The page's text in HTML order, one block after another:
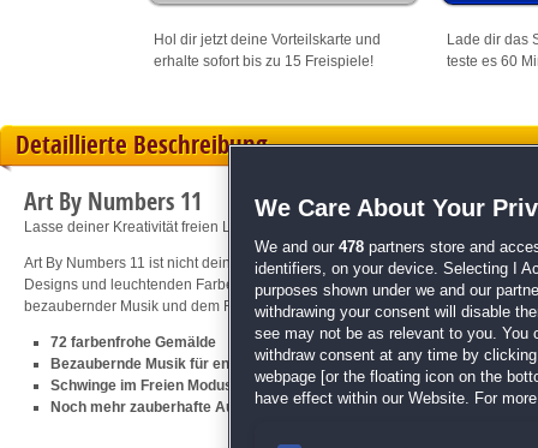
Hol dir jetzt deine Vorteilskarte und
erhalte sofort bis zu 15 Freispiele!
Lade dir das
teste es 60
Detaillierte Beschreibung
Art By Numbers 11
Lasse deiner Kreativität freien Lauf
Art By Numbers 11 ist nicht dein Standard-Malspiel, es eröffnet dir eine
Designs und leuchtenden Farben! Nimm den Pinsel in die Hand und lasse
bezaubernder Musik und dem Freien Modus warten erneut stundenlanger
72 farbenfrohe Gemälde
Bezaubernde Musik für entspannten Spielspaß
Schwinge im Freien Modus den Pinsel mit Farben deiner Wahl
Noch mehr zauberhafte Ausmalbilder gibt es bei Art By Numbers 10
We Care About Your
We and our 478 partners store and
identifiers, on your device. Selecting I
purposes shown under we and our
withdrawing your consent will disable
see may not be as relevant to you. You
withdraw consent at any time by
webpage [or the floating icon on the
have effect within our Website. For